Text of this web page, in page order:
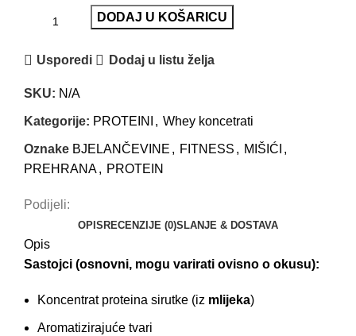
DODAJ U KOŠARICU
Usporedi Dodaj u listu želja
SKU: N/A
Kategorije: PROTEINI , Whey koncetrati
Oznake BJELANČEVINE , FITNESS , MIŠIĆI ,
PREHRANA, PROTEIN
Podijeli:
OPISRECENZIJE (0)SLANJE & DOSTAVA
Opis
Sastojci (osnovni, mogu varirati ovisno o okusu):
Koncentrat proteina sirutke (iz mlijeka)
Aromatizirajuće tvari